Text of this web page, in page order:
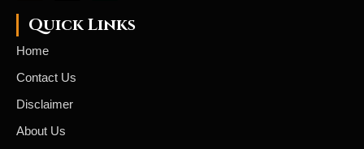
Quick Links
Home
Contact Us
Disclaimer
About Us